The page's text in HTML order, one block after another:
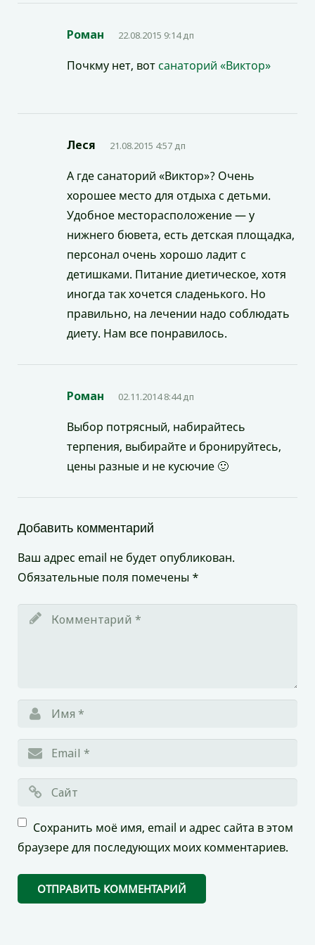
Роман 22.08.2015 9:14 дп
Почкму нет, вот санаторий «Виктор»
Леся 21.08.2015 4:57 дп
А где санаторий «Виктор»? Очень
хорошее место для отдыха с детьми.
Удобное месторасположение — у
нижнего бювета, есть детская площадка,
персонал очень хорошо ладит с
детишками. Питание диетическое, хотя
иногда так хочется сладенького. Но
правильно, на лечении надо соблюдать
диету. Нам все понравилось.
Роман 02.11.2014 8:44 дп
Выбор потрясный, набирайтесь
терпения, выбирайте и бронируйтесь,
цены разные и не кусючие 🙂
Добавить комментарий
Ваш адрес email не будет опубликован.
Обязательные поля помечены *
Сохранить моё имя, email и адрес сайта в этом
браузере для последующих моих комментариев.